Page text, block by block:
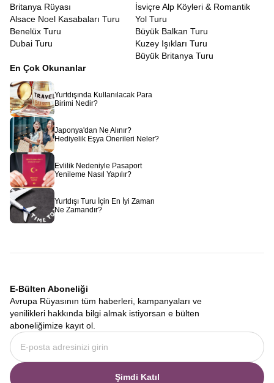
Britanya Rüyası
Alsace Noel Kasabaları Turu
Benelüx Turu
Dubai Turu
İsviçre Alp Köyleri & Romantik
Yol Turu
Büyük Balkan Turu
Kuzey Işıkları Turu
Büyük Britanya Turu
En Çok Okunanlar
Yurtdışında Kullanılacak Para
Birimi Nedir?
Japonya'dan Ne Alınır?
Hediyelik Eşya Önerileri Neler?
Evlilik Nedeniyle Pasaport
Yenileme Nasıl Yapılır?
Yurtdışı Turu İçin En İyi Zaman
Ne Zamandır?
E-Bülten Aboneliği
Avrupa Rüyasının tüm haberleri, kampanyaları ve
yenilikleri hakkında bilgi almak istiyorsan e bülten
aboneliğimize kayıt ol.
Şimdi Katıl